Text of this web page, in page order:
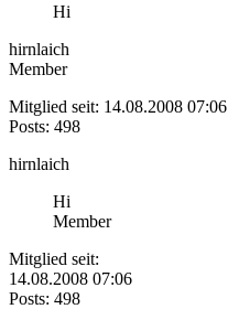
Hi
hirnlaich
Member
Mitglied seit: 14.08.2008 07:06
Posts: 498
hirnlaich
Hi
Member
Mitglied seit:
14.08.2008 07:06
Posts: 498